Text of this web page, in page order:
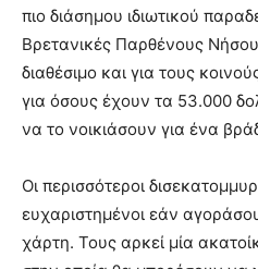
πιο διάσημου ιδιωτικού
Βρετανικές Παρθένους
διαθέσιμο και για τους
για όσους έχουν τα 53.000
να το νοικιάσουν για ένα
Οι περισσότεροι
ευχαριστημένοι εάν
χάρτη. Τους αρκεί μία